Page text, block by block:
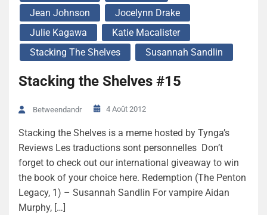
Jean Johnson
Jocelynn Drake
Julie Kagawa
Katie Macalister
Stacking The Shelves
Susannah Sandlin
Stacking the Shelves #15
Betweendandr 4 Août 2012
Stacking the Shelves is a meme hosted by Tynga’s
Reviews Les traductions sont personnelles Don’t
forget to check out our international giveaway to win
the book of your choice here. Redemption (The Penton
Legacy, 1) – Susannah Sandlin For vampire Aidan
Murphy, […]